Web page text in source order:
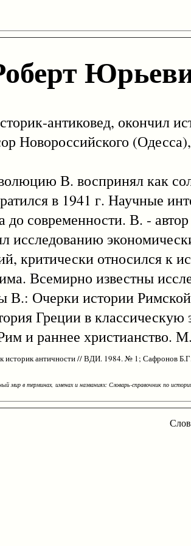
антиковед, окончил
Новороссийского
В. воспринял как
в 1941 г. Научные
современности. В. -
исследованию
критически относился к
Всемирно известны
истории Римской
Греции в
и раннее христианство.
античности // ВДИ. 1984. № 1; Сафронов
мир в терминах, именах и названиях: Словарь-справочник по